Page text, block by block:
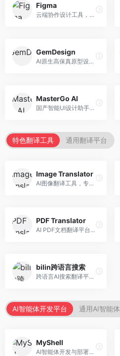
Figma
云端协作设计工具，整合AI设计辅助功能。面向UI/UX设计师和产品团队，提供界面设计、原型制作、团队协作等服务，协作功能强大，是UI设计领域的标杆产品。
GemDesign
AI原生高保真原型设计工具，专注于智能设计生成。面向设计师，提供界面生成、设计优化、原型制作等服务，设计自动化程度高。
MasterGo AI
国产智能UI设计助手，专注于界面设计自动化。面向UI设计师，提供界面生成、组件设计、设计系统构建等服务，中文用户适配性好。
特色翻译工具 通用翻译平台
Image Translator
AI图像翻译工具，专注于图片文字翻译。面向设计师和电商从业者，提供图片文字识别、翻译、替换等服务，图像翻译效果好。
PDF Translator
AI PDF文档翻译平台，专注于文档本地化。面向商务人士，提供PDF翻译、格式保留、批量处理等服务，文档翻译专业。
bilin跨语言搜索
跨语言AI搜索翻译平台，专注于信息获取。面向研究者和内容创作者，提供跨语言搜索、内容翻译、信息整合等服务，跨语言检索能力强。
AI智能体开发平台 通用AI智能体
MyShell
AI智能体开发与部署平台，专注于语音交互智能体。面向开发者，提供语音智能体创建、部署服务、社区分享等功能，语音交互能力强。